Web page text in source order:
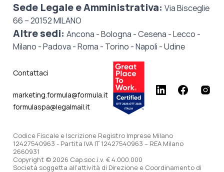
Sede Legale e Amministrativa: Via Bisceglie
66 – 20152 MILANO
Altre sedi: Ancona - Bologna - Cesena - Lecco -
Milano - Padova - Roma - Torino - Napoli - Udine
Contattaci
marketing.formula@formula.it
formulaspa@legalmail.it
Codice Fiscale e Iscrizione Registro Imprese Milano
12427540963 - Partita IVA IT 12427540963 – REA Milano
2660931
Copyright © 2026 Cap.soc.i.v. € 4.000.000
Società soggetta all’attività di Direzione e Coordinamento di